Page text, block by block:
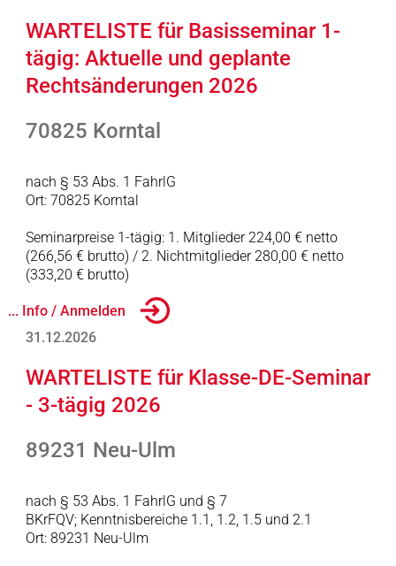
WARTELISTE für Basisseminar 1-
tägig: Aktuelle und geplante
Rechtsänderungen 2026
70825 Korntal
nach § 53 Abs. 1 FahrlG
Ort: 70825 Korntal
Seminarpreise 1-tägig: 1. Mitglieder 224,00 € netto
(266,56 € brutto) / 2. Nichtmitglieder 280,00 € netto
(333,20 € brutto)
... Info / Anmelden
31.12.2026
WARTELISTE für Klasse-DE-Seminar
- 3-tägig 2026
89231 Neu-Ulm
nach § 53 Abs. 1 FahrlG und § 7
BKrFQV; Kenntnisbereiche 1.1, 1.2, 1.5 und 2.1
Ort: 89231 Neu-Ulm